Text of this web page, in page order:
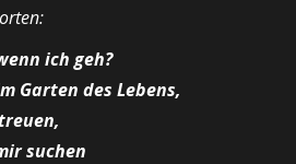
ich geh?
Garten des Lebens,
suchen